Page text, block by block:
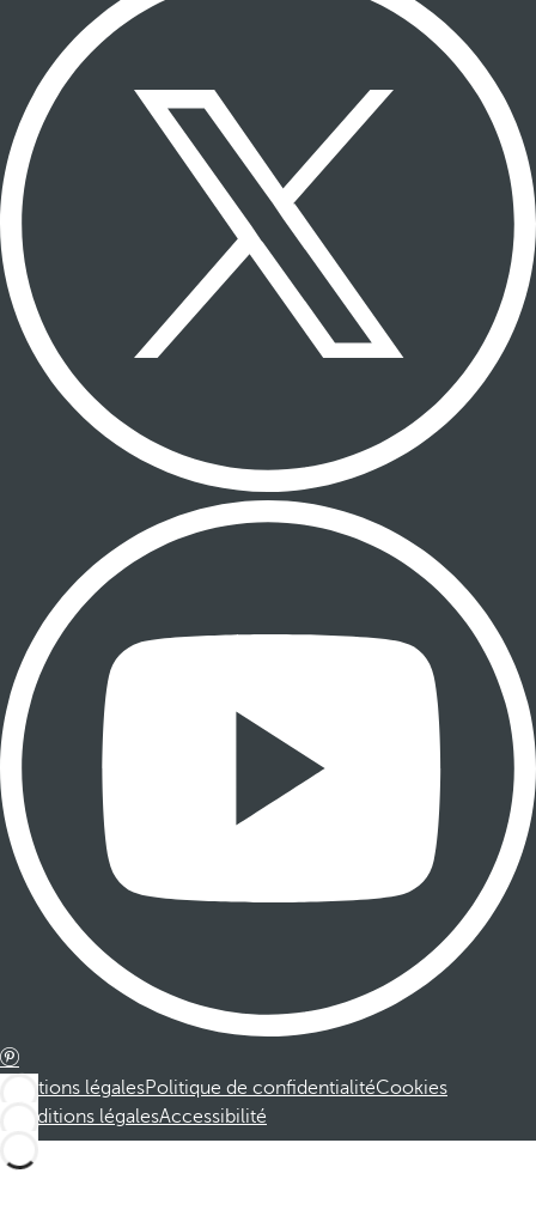
Mentions légalesPolitique de confidentialitéCookies
Conditions légalesAccessibilité